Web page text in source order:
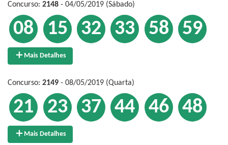
Concurso: 2148 - 04/05/2019 (Sábado)
08 15 32 33 58 59
Mais Detalhes
Concurso: 2149 - 08/05/2019 (Quarta)
21 23 37 44 46 48
Mais Detalhes